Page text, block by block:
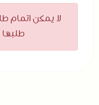
لا يمكن اتمام